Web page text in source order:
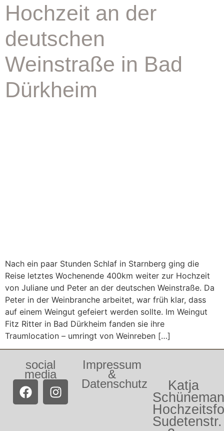
Hochzeit an der
deutschen
Weinstraße in Bad
Dürkheim
Nach ein paar Stunden Schlaf in Starnberg ging die
Reise letztes Wochenende 400km weiter zur Hochzeit
von Juliane und Peter an der deutschen Weinstraße. Da
Peter in der Weinbranche arbeitet, war früh klar, dass
auf einem Weingut gefeiert werden sollte. Im Weingut
Fitz Ritter in Bad Dürkheim fanden sie ihre
Traumlocation – umringt von Weinreben […]
social
media
Impressum
&
Datenschutz
Katja
Sudetenstr.